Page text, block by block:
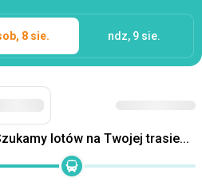
8 sie. ndz, 9 sie.